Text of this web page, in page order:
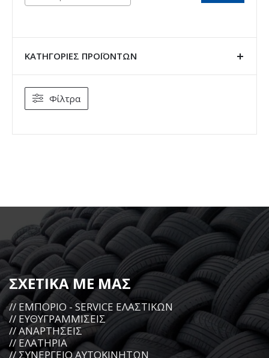
ΚΑΤΗΓΟΡΊΕΣ ΠΡΟΪΌΝΤΩΝ
Φίλτρα
ΣΧΕΤΙΚΑ ΜΕ ΜΑΣ
// ΕΜΠΟΡΙΟ - SERVICE ΕΛΑΣΤΙΚΩΝ
// ΕΥΘΥΓΡΑΜΜΙΣΕΙΣ
// ΑΝΑΡΤΗΣΕΙΣ
// ΕΛΑΤΗΡΙΑ
// ΣΥΝΕΡΓΕΙΟ ΑΥΤΟΚΙΝΗΤΩΝ